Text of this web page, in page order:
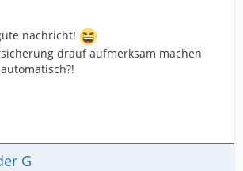
nachricht!
drauf aufmerksam machen
G